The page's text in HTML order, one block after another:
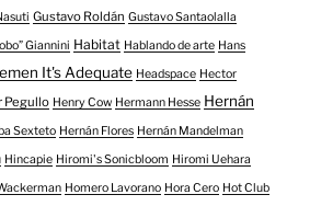
Gustavo Roldán Gustavo Santaolalla
Giannini Habitat Hablando de arte Hans
It's Adequate Headspace Hector
Pegullo Henry Cow Hermann Hesse Hernán
Sexteto Hernán Flores Hernán Mandelman
Hincapie Hiromi's Sonicbloom Hiromi Uehara
Homero Lavorano Hora Cero Hot Club